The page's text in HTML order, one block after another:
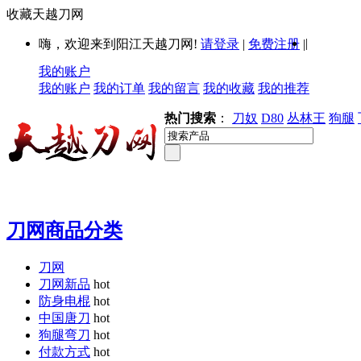
收藏天越刀网
嗨，欢迎来到阳江天越刀网! 请登录 | 免费注册 ||
我的账户
我的账户 我的订单 我的留言 我的收藏 我的推荐
热门搜索 ： 刀奴 D80 丛林王 狗腿
刀网商品分类
刀网
刀网新品 hot
防身电棍 hot
中国唐刀 hot
狗腿弯刀 hot
付款方式 hot